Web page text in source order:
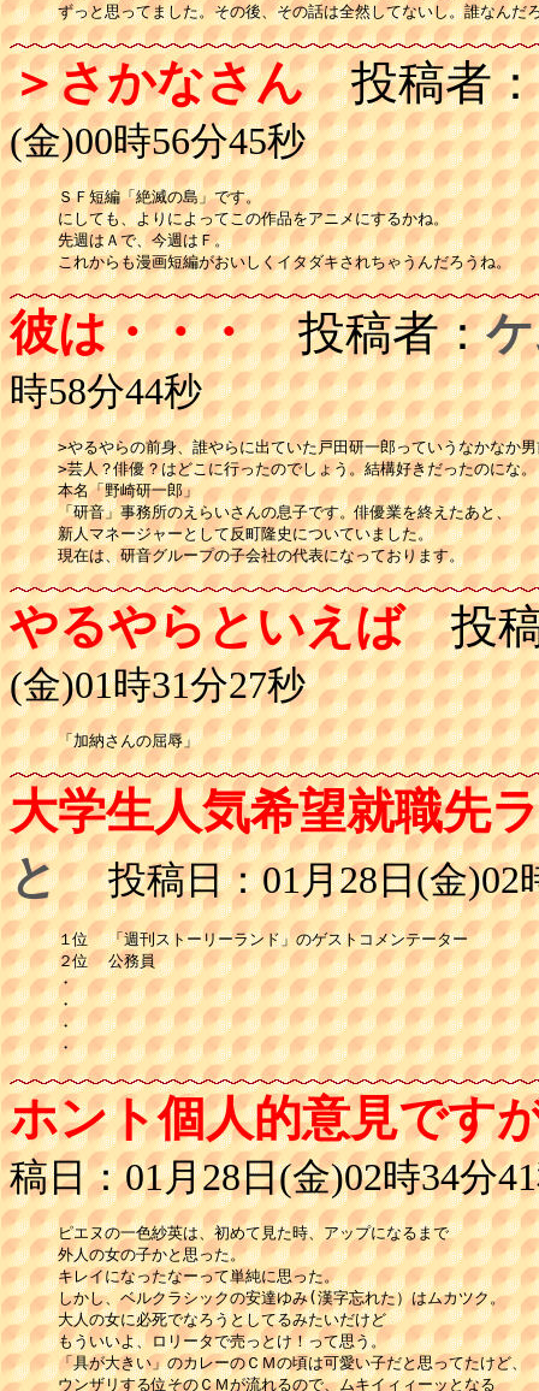
ずっと思ってました。その後、その話は全然してないし。誰なんだ
＞さかなさん投稿者：
(金)00時56分45秒
ＳＦ短編「絶滅の島」です。
にしても、よりによってこの作品をアニメにするかね。
先週はＡで、今週はＦ。
彼は・・・投稿者：
時58分44秒
>やるやらの前身、誰やらに出ていた戸田研一郎っていうなかなか
>芸人？俳優？はどこに行ったのでしょう。結構好きだったのにな。
本名「野崎研一郎」
「研音」事務所のえらいさんの息子です。俳優業を終えたあと、
新人マネージャーとして反町隆史についていました。
やるやらといえば投稿
(金)01時31分27秒
「加納さんの屈辱」
大学生人気希望就職先
と 投稿日：01月28日(金)02
１位  「週刊ストーリーランド」のゲストコメンテーター
２位  公務員
・
・
・
ホント個人的意見です
稿日：01月28日(金)02時34分
ピエヌの一色紗英は、初めて見た時、アップになるまで
外人の女の子かと思った。
キレイになったなーって単純に思った。
しかし、ベルクラシックの安達ゆみ(漢字忘れた）はムカツク。
大人の女に必死でなろうとしてるみたいだけど
もういいよ、ロリータで売っとけ！って思う。
「具が大きい」のカレーのＣＭの頃は可愛い子だと思ってたけど、
ウンザリする位そのＣＭが流れるので、ムキイィィーッとなる